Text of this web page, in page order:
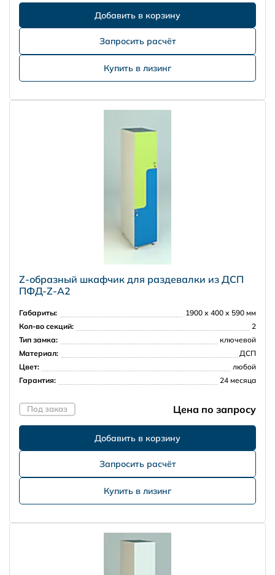
Запросить расчёт
Купить в лизинг
Z-образный шкафчик для раздевалки из ДСП
ПФД-Z-А2
Габариты:
1900 х 400 х 590 мм
Кол-во секций:
2
Тип замка:
ключевой
Материал:
ДСП
Цвет:
любой
Гарантия:
24 месяца
Под заказ Цена по запросу
Запросить расчёт
Купить в лизинг